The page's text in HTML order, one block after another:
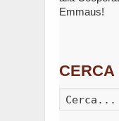
Emmaus!
CERCA